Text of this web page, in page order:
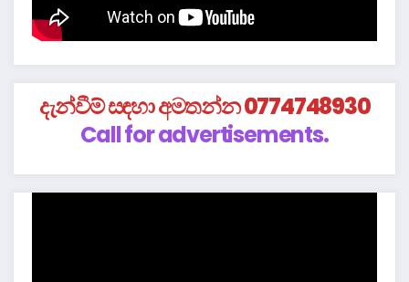
දැන්වීම් සඳහා අමතන්න 0774748930
Call for advertisements.